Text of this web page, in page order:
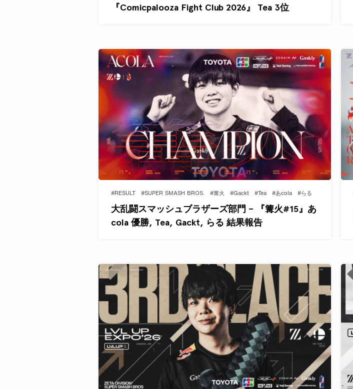
『Comicpalooza Fight Club 2026』 Tea 3位
#RESULT #SUPER SMASH BROS. #篝火 #Gackt #Tea #あcola #らる
大乱闘スマッシュブラザーズ部門 – 『篝火#15』あ
cola 優勝, Tea, Gackt, らる 結果報告